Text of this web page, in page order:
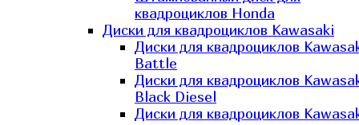
квадроциклов Honda
Диски для квадроциклов Kawasaki
Диски для квадроциклов
Battle
Диски для квадроциклов
Black Diesel
Диски для квадроциклов